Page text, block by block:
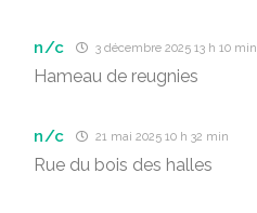
n/c 3 décembre 2025 13 h 10 min
Hameau de reugnies
n/c 21 mai 2025 10 h 32 min
Rue du bois des halles